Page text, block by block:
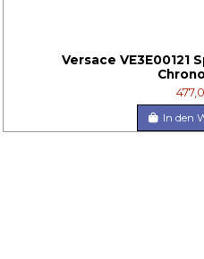
Versace VE3E00121
In den